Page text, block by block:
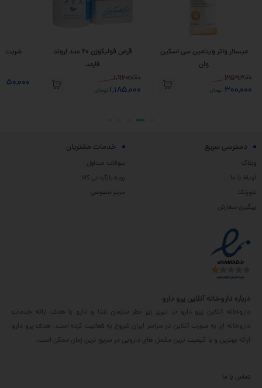
میسلار واتر ویتامین سی اسکین
وان
359,800
300,000 تومان
قرص فولیکوژن 60 عدد اروند
فارمد
1,960,000
1,185,000 تومان
دسترسی سریع
وبلاگ
ارتباط با ما
شورتکد
پیگیری سفارش
خدمات مشتریان
سوالات متداول
رویه بازگردانی کالا
حریم خصوصی
درباره داروخانه آنلاین پرو دارو
داروخانه آنلاین پرو دارو در تبریز زیر نظر سازمان غذا و دارو با هدف ارائه خدمات
داروخانه ای به صورت آنلاین در سراسر ایران شروع به فعالیت کرده است. هدف پرو دارو
ارائه بهترین و با کیفیت ترین مکمل های دارویی در سریع ترین زمان ممکن است.
تماس با ما